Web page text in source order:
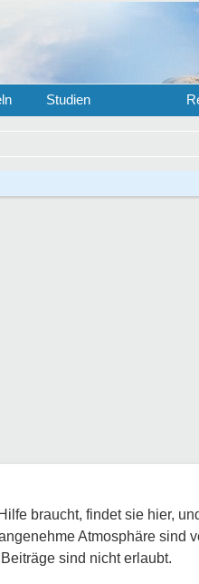
Studien
braucht, findet sie hier,
Atmosphäre sind
sind nicht erlaubt.